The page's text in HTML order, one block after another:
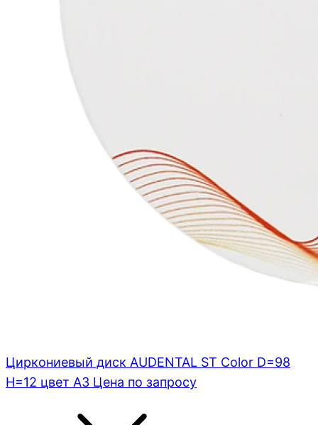
Циркониевый диск AUDENTAL ST Color D=98
H=12 цвет A3 Цена по запросу